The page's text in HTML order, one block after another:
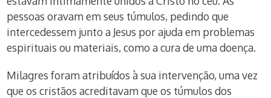
pessoas oravam em seus túmulos, pedindo que
intercedessem junto a Jesus por ajuda em problemas
espirituais ou materiais, como a cura de uma doença.
Milagres foram atribuídos à sua intervenção, uma vez
que os cristãos acreditavam que os túmulos dos